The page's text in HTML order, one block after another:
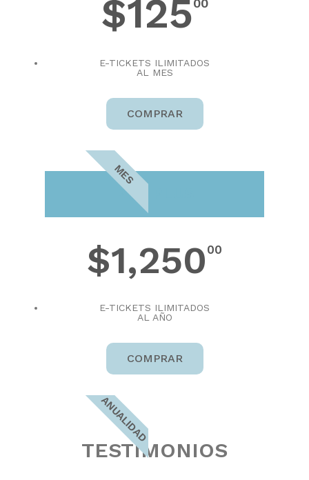
$12500
E-TICKETS ILIMITADOS
AL MES
COMPRAR
MES
PRO PLUS
$1,250 00
E-TICKETS ILIMITADOS
AL AÑO
COMPRAR
ANUALIDAD
TESTIMONIOS